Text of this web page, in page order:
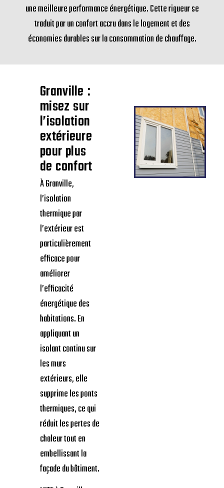
une meilleure performance énergétique. Cette rigueur se
traduit par un confort accru dans le logement et des
économies durables sur la consommation de chauffage.
Granville :
misez sur
l’isolation
extérieure
pour plus
de confort
À Granville,
l’isolation
thermique par
l’extérieur est
particulièrement
efficace pour
améliorer
l’efficacité
énergétique des
habitations. En
appliquant un
isolant continu sur
les murs
extérieurs, elle
supprime les ponts
thermiques, ce qui
réduit les pertes de
chaleur tout en
embellissant la
façade du bâtiment.